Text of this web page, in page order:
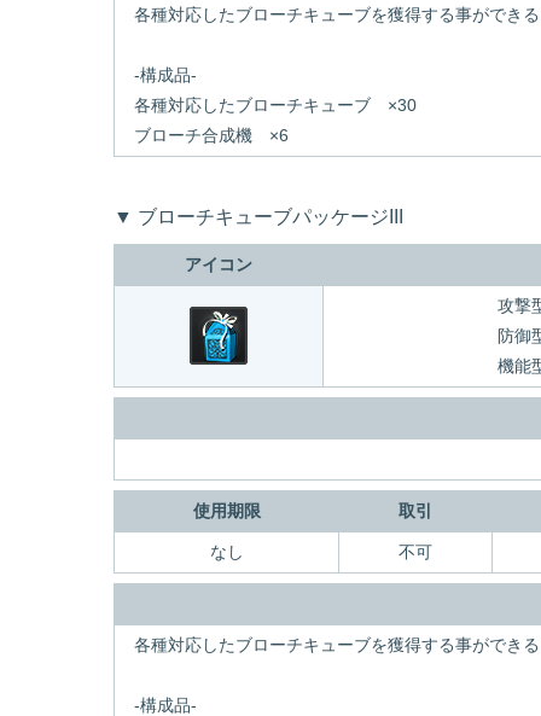
各種対応したブローチキューブを獲得する事ができ
-構成品-
各種対応したブローチキューブ ×30
ブローチ合成機 ×6
▼ ブローチキューブパッケージIII
アイコン
攻撃
防御
機能
使用期限 取引
なし 不可
各種対応したブローチキューブを獲得する事ができ
-構成品-